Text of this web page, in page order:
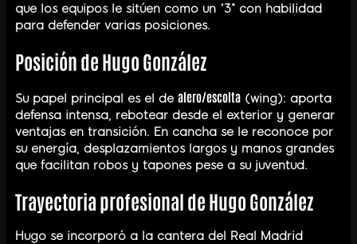
que los equipos le sitúen como un “3” con habilidad
para defender varias posiciones.
Posición de Hugo González
Su papel principal es el de alero/escolta (wing): aporta
defensa intensa, rebotear desde el exterior y generar
ventajas en transición. En cancha se le reconoce por
su energía, desplazamientos largos y manos grandes
que facilitan robos y tapones pese a su juventud.
Trayectoria profesional de Hugo González
Hugo se incorporó a la cantera del Real Madrid